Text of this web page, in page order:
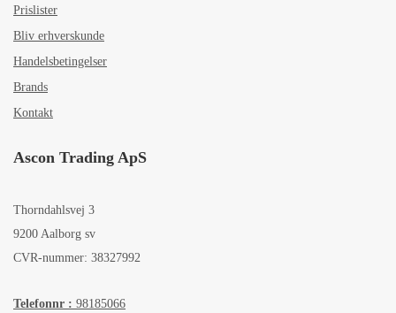
Prislister
Bliv erhverskunde
Handelsbetingelser
Brands
Kontakt
Ascon Trading ApS
Thorndahlsvej 3
9200 Aalborg sv
CVR-nummer: 38327992
Telefonnr : 98185066